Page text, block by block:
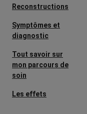
Reconstructions
Symptômes et
diagnostic
Tout savoir sur
mon parcours de
soin
Les effets